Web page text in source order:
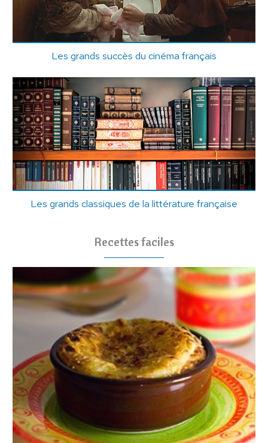
Les grands succès du cinéma français
Les grands classiques de la littérature française
Recettes faciles